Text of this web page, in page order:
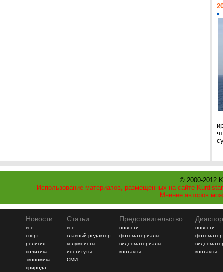
© 2000-2012
Использование материалов, размещенных на сайте
Мнение авторов
Новости
все
спорт
религия
политика
экономика
природа
Статьи
все
главный редактор
колумнисты
институты
СМИ
Представительство
новости
фотоматериалы
видеоматериалы
контакты
новости
контакты